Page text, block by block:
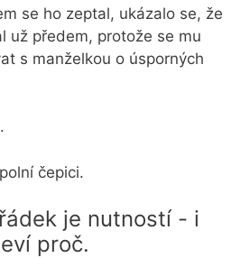
se ho zeptal, ukázalo se, že
už předem, protože se mu
s manželkou o úsporných
čepici.
je nutností - i
proč.